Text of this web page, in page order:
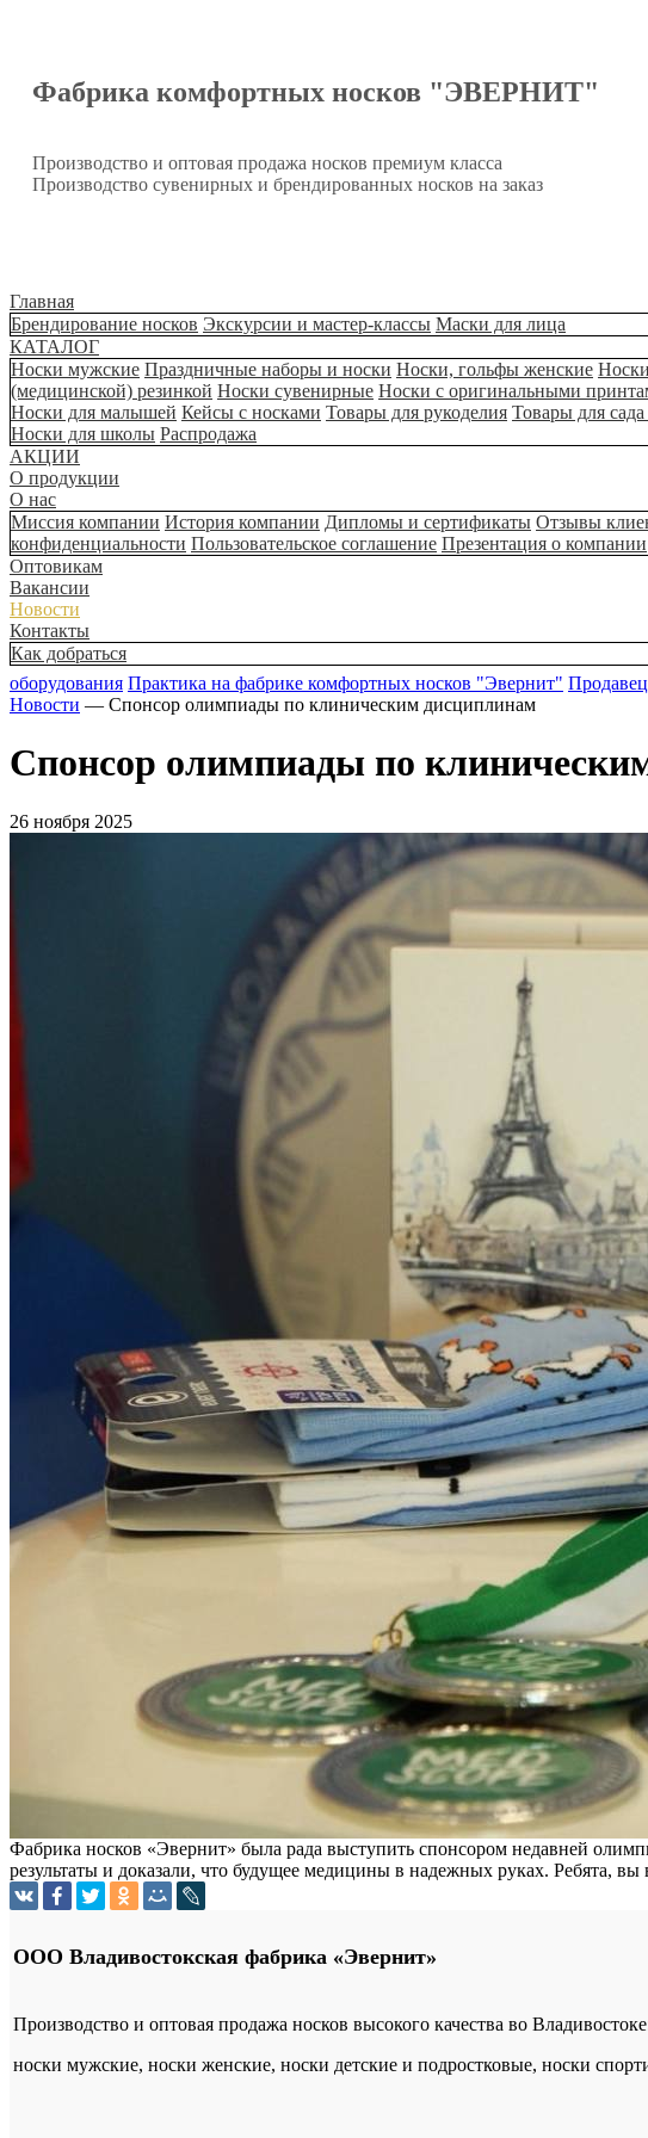
Фабрика комфортных носков "ЭВЕРНИТ"
Производство и оптовая продажа носков премиум класса
Производство сувенирных и брендированных носков на заказ
Главная
Брендирование носков Экскурсии и мастер-классы Маски для лица
КАТАЛОГ
Носки мужские Праздничные наборы и носки Носки, гольфы женские
(медицинской) резинкой Носки сувенирные Носки с оригинальными
Носки для малышей Кейсы с носками Товары для рукоделия Товары для
Носки для школы Распродажа
АКЦИИ
О продукции
О нас
Миссия компании История компании Дипломы и сертификаты Отзывы
конфиденциальности Пользовательское соглашение Презентация о компании
Оптовикам
Вакансии
Новости
Контакты
Как добраться
оборудования Практика на фабрике комфортных носков "Эвернит"
Новости — Спонсор олимпиады по клиническим дисциплинам
Спонсор олимпиады по
26 ноября 2025
Фабрика носков «Эвернит» была рада выступить спонсором недавней
результаты и доказали, что будущее медицины в надежных руках. Ребята,
ООО Владивостокская фабрика «Эвернит»
Производство и оптовая продажа носков высокого качества во
носки мужские, носки женские, носки детские и подростковые, носки